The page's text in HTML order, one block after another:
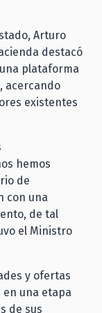
Arturo
destacó
plataforma
acercando
existentes
hemos
de
con una
de tal
el Ministro
y ofertas
una etapa
de sus